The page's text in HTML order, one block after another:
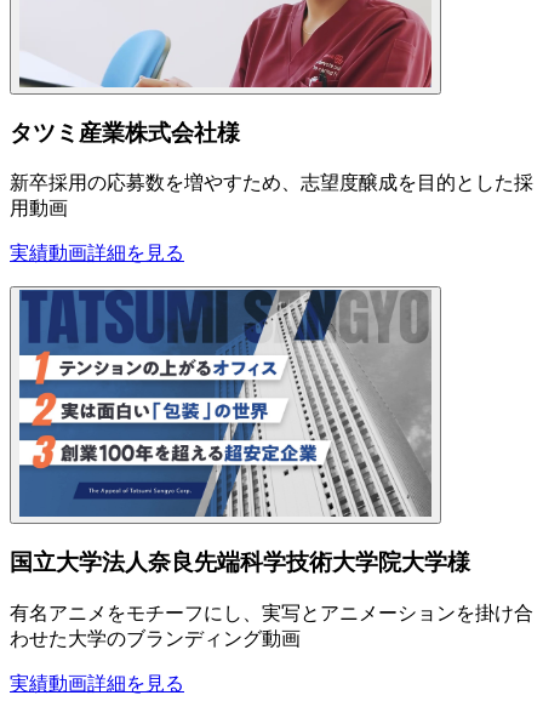
タツミ産業株式会社様
新卒採用の応募数を増やすため、志望度醸成を目的とした採
用動画
実績動画詳細を見る
国立大学法人奈良先端科学技術大学院大学様
有名アニメをモチーフにし、実写とアニメーションを掛け合
わせた大学のブランディング動画
実績動画詳細を見る